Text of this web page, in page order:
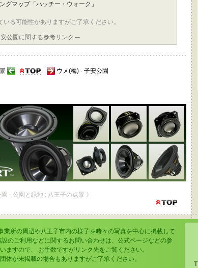
公園に関する参考リンク ─
グマップ「ハッチー・ウォーク」
る可能性がありますがご了承ください。
ウメ(梅) - 子安公園
園 - 公園と緑地 : 八王子の点景 》
業所の周辺や八王子市内の様子を時々の写真を中心に掲載して
のご利用などに関するお問い合わせは、公式ページなどの参
ますので、 お手数ですがリンク先をご覧ください。
体が未掲載の場合もありますがご了承ください。